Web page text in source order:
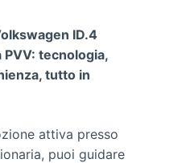
ID.4
tecnologia,
tutto in
attiva presso
puoi guidare